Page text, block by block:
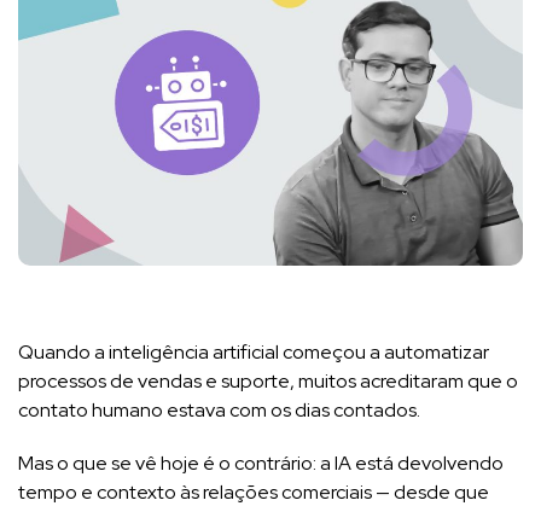
Quando a inteligência artificial começou a automatizar
processos de vendas e suporte, muitos acreditaram que o
contato humano estava com os dias contados.
Mas o que se vê hoje é o contrário: a IA está devolvendo
tempo e contexto às relações comerciais — desde que